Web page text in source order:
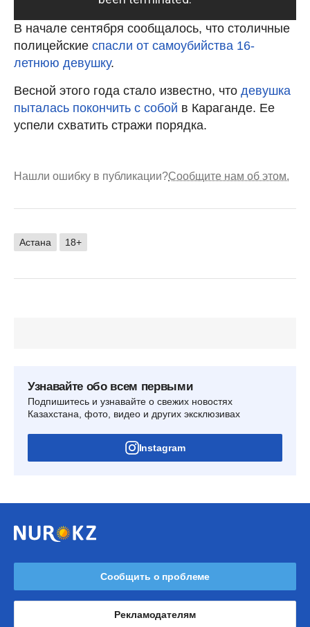
В начале сентября сообщалось, что столичные
полицейские спасли от самоубийства 16-
летнюю девушку.
Весной этого года стало известно, что девушка
пыталась покончить с собой в Караганде. Ее
успели схватить стражи порядка.
Нашли ошибку в публикации?Сообщите нам об этом.
Астана 18+
Узнавайте обо всем первыми
Подпишитесь и узнавайте о свежих новостях
Казахстана, фото, видео и других эксклюзивах
Instagram
Сообщить о проблеме
Рекламодателям